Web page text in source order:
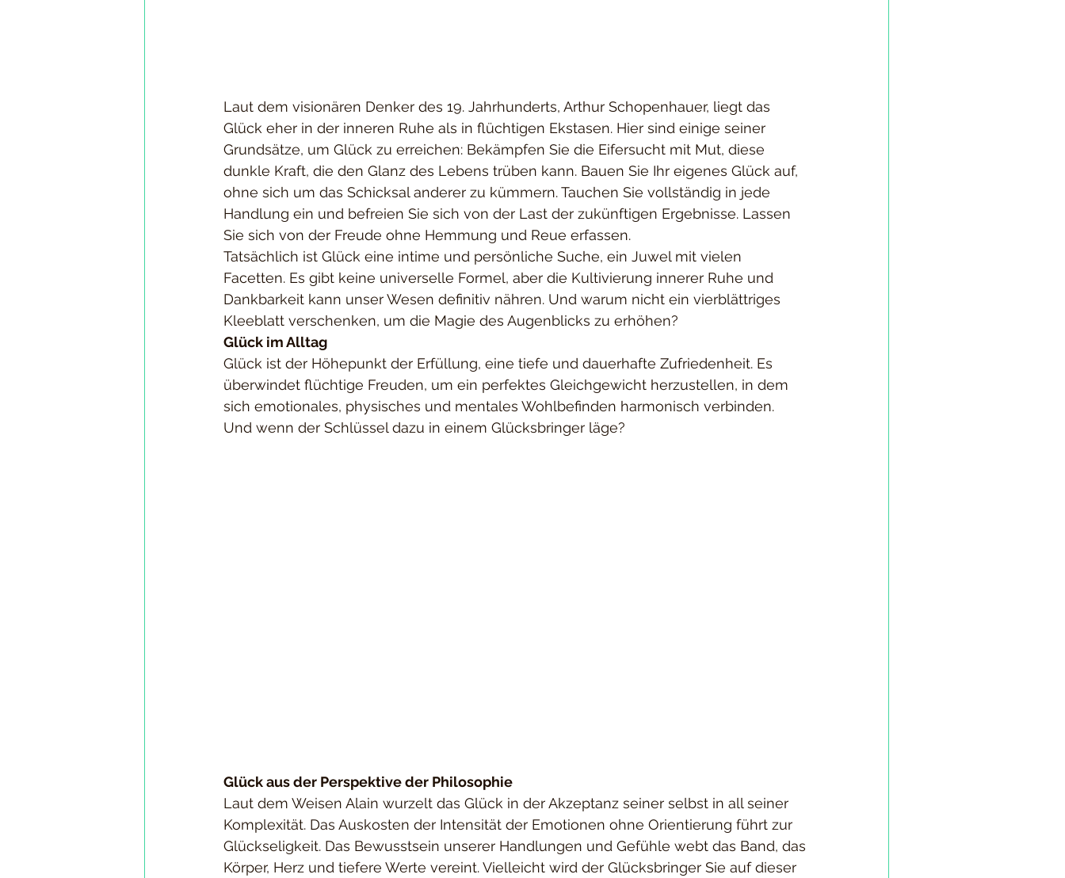
Laut dem visionären Denker des 19. Jahrhunderts, Arthur Schopenhauer, liegt das
Glück eher in der inneren Ruhe als in flüchtigen Ekstasen. Hier sind einige seiner
Grundsätze, um Glück zu erreichen: Bekämpfen Sie die Eifersucht mit Mut, diese
dunkle Kraft, die den Glanz des Lebens trüben kann. Bauen Sie Ihr eigenes Glück auf,
ohne sich um das Schicksal anderer zu kümmern. Tauchen Sie vollständig in jede
Handlung ein und befreien Sie sich von der Last der zukünftigen Ergebnisse. Lassen
Sie sich von der Freude ohne Hemmung und Reue erfassen.
Tatsächlich ist Glück eine intime und persönliche Suche, ein Juwel mit vielen
Facetten. Es gibt keine universelle Formel, aber die Kultivierung innerer Ruhe und
Dankbarkeit kann unser Wesen definitiv nähren. Und warum nicht ein vierblättriges
Kleeblatt verschenken, um die Magie des Augenblicks zu erhöhen?
Glück im Alltag
Glück ist der Höhepunkt der Erfüllung, eine tiefe und dauerhafte Zufriedenheit. Es
überwindet flüchtige Freuden, um ein perfektes Gleichgewicht herzustellen, in dem
sich emotionales, physisches und mentales Wohlbefinden harmonisch verbinden.
Und wenn der Schlüssel dazu in einem Glücksbringer läge?
Glück aus der Perspektive der Philosophie
Laut dem Weisen Alain wurzelt das Glück in der Akzeptanz seiner selbst in all seiner
Komplexität. Das Auskosten der Intensität der Emotionen ohne Orientierung führt zur
Glückseligkeit. Das Bewusstsein unserer Handlungen und Gefühle webt das Band, das
Körper, Herz und tiefere Werte vereint. Vielleicht wird der Glücksbringer Sie auf dieser